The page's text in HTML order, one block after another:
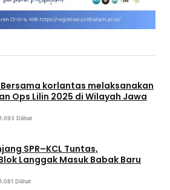
korlantas melaksanakan
Ops Lilin 2025 di Wilayah Jawa
1.093 Dilihat
SPR–KCL Tuntas,
Langgak Masuk Babak Baru
1.081 Dilihat